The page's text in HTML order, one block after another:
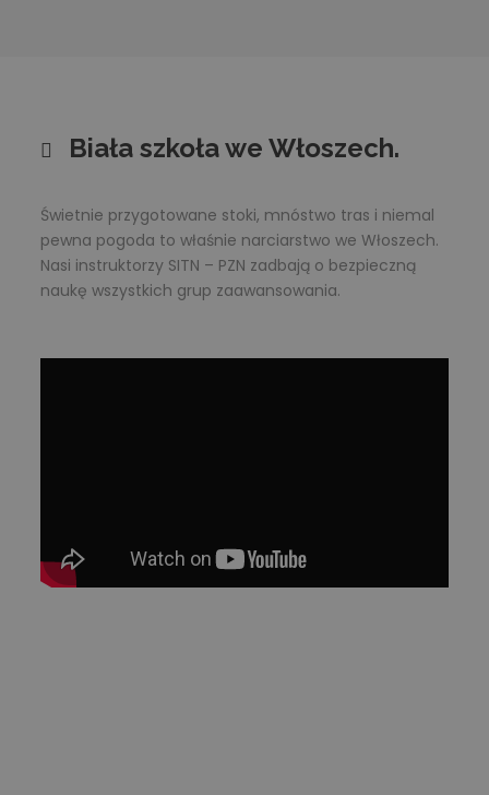
Biała szkoła we Włoszech.
Świetnie przygotowane stoki, mnóstwo tras i niemal
pewna pogoda to właśnie narciarstwo we Włoszech.
Nasi instruktorzy SITN – PZN zadbają o bezpieczną
naukę wszystkich grup zaawansowania.